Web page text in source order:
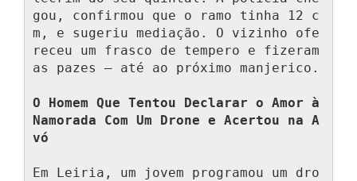
gou, confirmou que o ramo tinha 12 c
m, e sugeriu mediação. O vizinho ofe
receu um frasco de tempero e fizeram
as pazes — até ao próximo manjerico.
O Homem Que Tentou Declarar o Amor à
Namorada Com Um Drone e Acertou na A
vó
Em Leiria, um jovem programou um dro